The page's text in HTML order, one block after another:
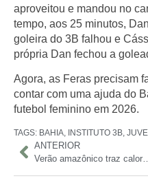
aproveitou e mandou no
tempo, aos 25 minutos,
goleira do 3B falhou e
própria Dan fechou a
Agora, as Feras precisam
contar com uma ajuda do
futebol feminino em 2026.
TAGS: BAHIA, INSTITUTO 3B,
ANTERIOR
Verão amazônico traz calor intenso